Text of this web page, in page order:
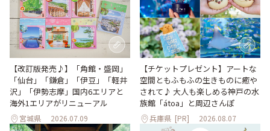
【改訂版発売♪】「角館・盛岡」
「仙台」「鎌倉」「伊豆」「軽井
沢」「伊勢志摩」国内6エリアと
海外1エリアがリニューアル
宮城県 2026.07.09
【チケットプレゼント】アートな
空間ともふもふの生きものに癒や
されて♪ 大人も楽しめる神戸の水
族館「átoa」と周辺さんぽ
兵庫県 [PR] 2026.08.07